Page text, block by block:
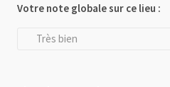
Votre note globale sur ce lieu :
Très bien